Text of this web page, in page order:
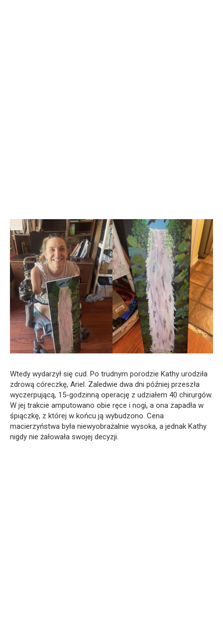
Wtedy wydarzył się cud. Po trudnym porodzie Kathy urodziła
zdrową córeczkę, Ariel. Zaledwie dwa dni później przeszła
wyczerpującą, 15-godzinną operację z udziałem 40 chirurgów.
W jej trakcie amputowano obie ręce i nogi, a ona zapadła w
śpiączkę, z której w końcu ją wybudzono. Cena
macierzyństwa była niewyobrażalnie wysoka, a jednak Kathy
nigdy nie żałowała swojej decyzji.